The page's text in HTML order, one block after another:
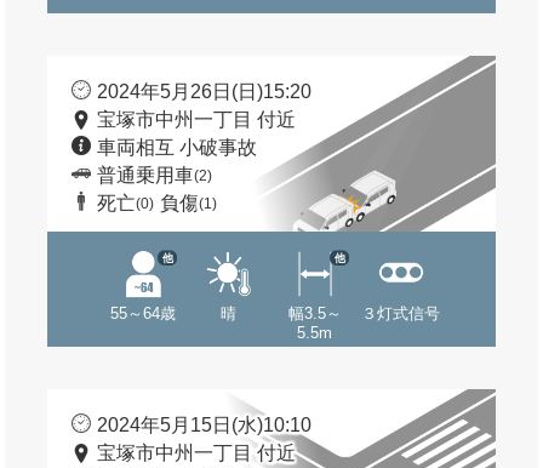
2024年5月26日(日)15:20
宝塚市中州一丁目 付近
車両相互 小破事故
普通乗用車(2)
死亡(0) 負傷(1)
55～64歳
他
晴
幅3.5～
5.5m
他
３灯式信号
2024年5月15日(水)10:10
宝塚市中州一丁目 付近